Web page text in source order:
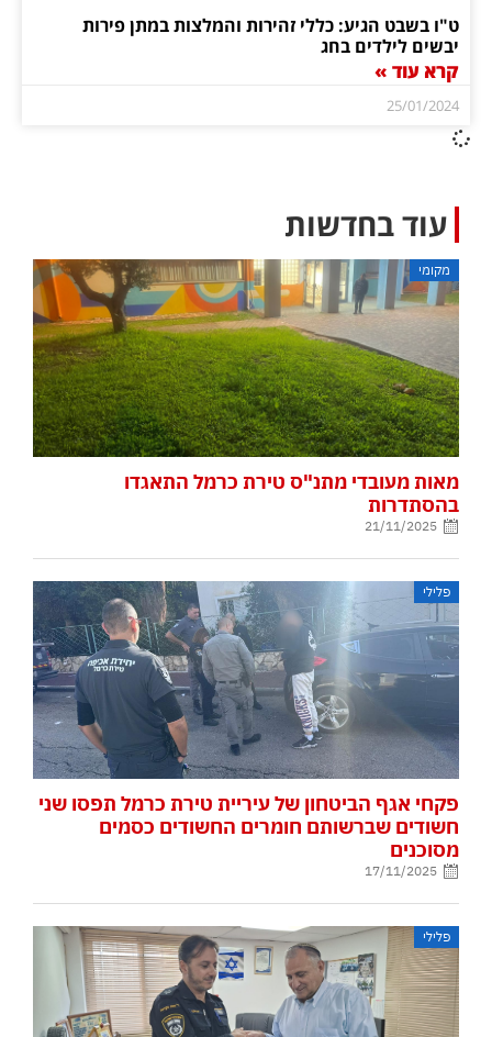
ט"ו בשבט הגיע: כללי זהירות והמלצות במתן פירות
יבשים לילדים בחג
קרא עוד »
25/01/2024
עוד בחדשות
מקומי
מאות מעובדי מתנ"ס טירת כרמל התאגדו
בהסתדרות
21/11/2025
פלילי
פקחי אגף הביטחון של עיריית טירת כרמל תפסו שני
חשודים שברשותם חומרים החשודים כסמים
מסוכנים
17/11/2025
פלילי